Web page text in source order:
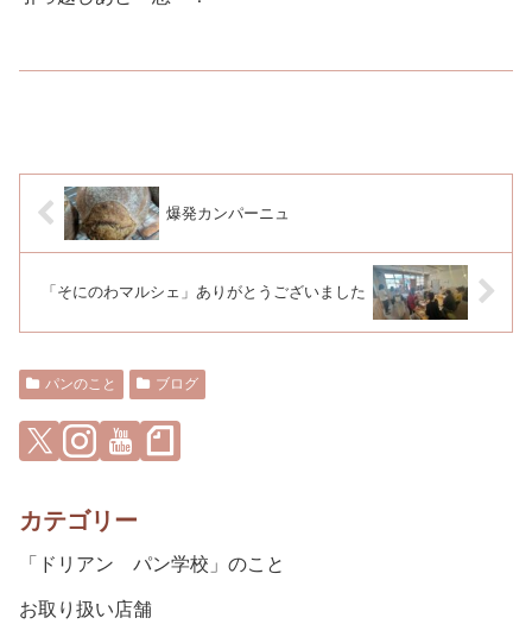
爆発カンパーニュ
「そにのわマルシェ」ありがとうございました
パンのこと ブログ
カテゴリー
「ドリアン パン学校」のこと
お取り扱い店舗